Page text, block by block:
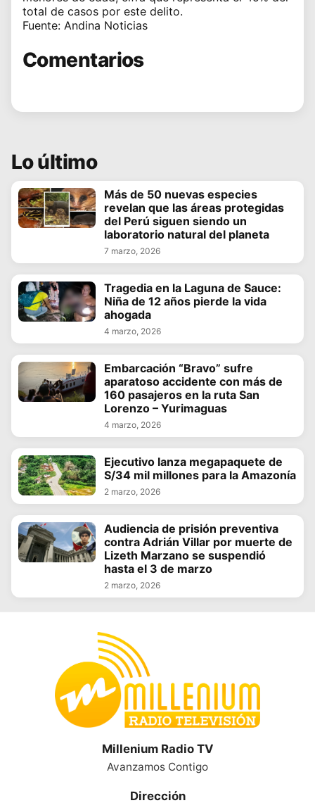
total de casos por este delito.
Fuente: Andina Noticias
Comentarios
Lo último
Más de 50 nuevas especies
revelan que las áreas protegidas
del Perú siguen siendo un
laboratorio natural del planeta
7 marzo, 2026
Tragedia en la Laguna de Sauce:
Niña de 12 años pierde la vida
ahogada
4 marzo, 2026
Embarcación “Bravo” sufre
aparatoso accidente con más de
160 pasajeros en la ruta San
Lorenzo – Yurimaguas
4 marzo, 2026
Ejecutivo lanza megapaquete de
S/34 mil millones para la Amazonía
2 marzo, 2026
Audiencia de prisión preventiva
contra Adrián Villar por muerte de
Lizeth Marzano se suspendió
hasta el 3 de marzo
2 marzo, 2026
Millenium Radio TV
Avanzamos Contigo
Dirección